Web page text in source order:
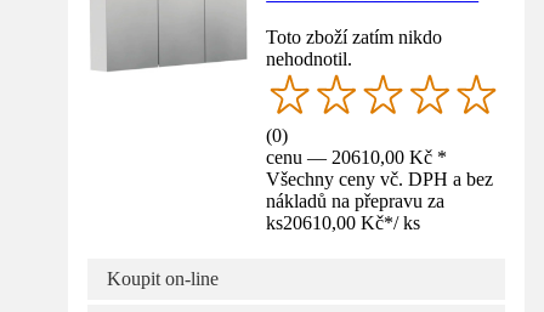
Toto zboží zatím nikdo
nehodnotil.
(0)
cenu — 20610,00 Kč *
Všechny ceny vč. DPH a bez
nákladů na přepravu za
ks20610,00 Kč*/ ks
Koupit on-line